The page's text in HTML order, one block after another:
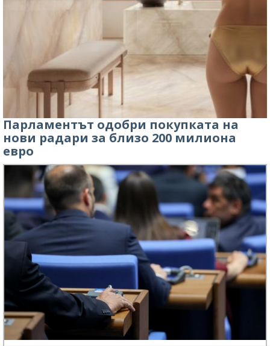
Парламентът одобри покупката на
нови радари за близо 200 милиона
евро